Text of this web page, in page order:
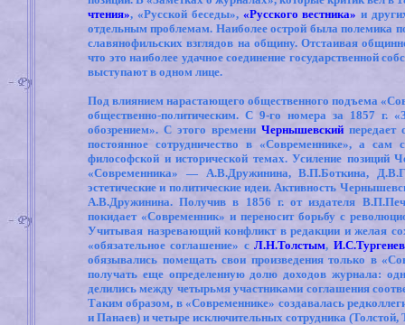
чтения», «Русской беседы», «Русского вестника» и
отдельным проблемам. Наиболее острой была полемика
славянофильских взглядов на общину. Отстаивая
что это наиболее удачное соединение государственной
выступают в одном лице.
Под влиянием нарастающего общественного подъема
общественно-политическим. С 9-го номера за 1857 г.
обозрением». С этого времени Чернышевский
постоянное сотрудничество в «Современнике», а сам
философской и исторической темах. Усиление позиций
«Современника» — А.В.Дружинина, В.П.Боткина,
эстетические и политические идеи. Активность
А.В.Дружинина. Получив в 1856 г. от издателя
покидает «Современник» и переносит борьбу с
Учитывая назревающий конфликт в редакции и желая
«обязательное соглашение» сЛ.Н.Толстым,
обязывались помещать свои произведения только в
получать еще определенную долю доходов журнала:
делились между четырьмя участниками соглашения
Таким образом, в «Современнике» создавалась
и Панаев) и четыре исключительных сотрудника (Толстой,